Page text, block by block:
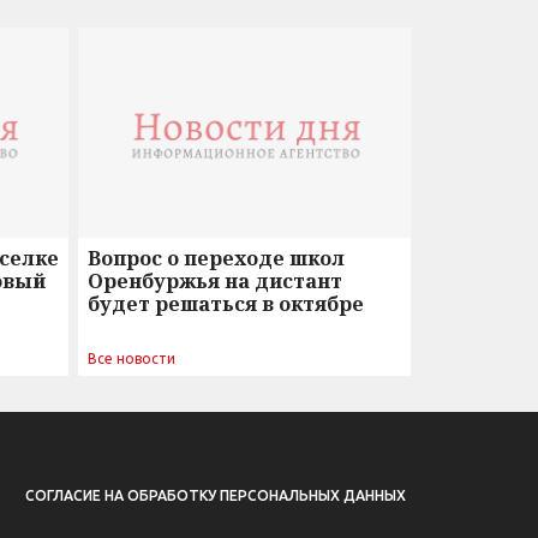
Вопрос о переходе школ
Оренбуржья на дистант
будет решаться в октябре
Все новости
СОГЛАСИЕ НА ОБРАБОТКУ ПЕРСОНАЛЬНЫХ ДАННЫХ